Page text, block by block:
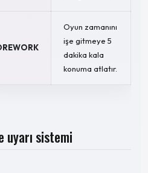
Oyun zamanını
işe gitmeye 5
dakika kala
konuma atlatır.
uyarı sistemi